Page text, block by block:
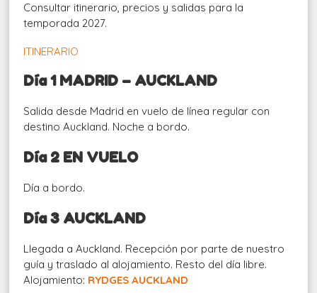
Consultar itinerario, precios y salidas para la
temporada 2027.
ITINERARIO
Día 1 MADRID – AUCKLAND
Salida desde Madrid en vuelo de línea regular con
destino Auckland. Noche a bordo.
Día 2 EN VUELO
Día a bordo.
Día 3 AUCKLAND
Llegada a Auckland. Recepción por parte de nuestro
guía y traslado al alojamiento. Resto del día libre.
Alojamiento: RYDGES AUCKLAND